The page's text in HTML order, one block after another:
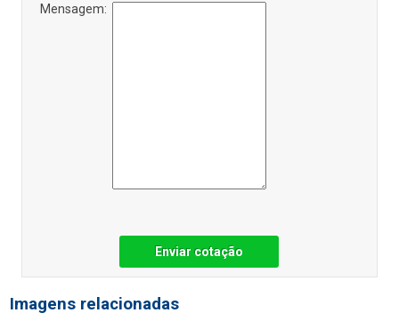
Mensagem:
Enviar cotação
Imagens relacionadas